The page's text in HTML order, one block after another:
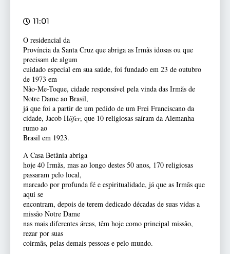
11:01
O residencial da
Província da Santa Cruz que abriga as Irmãs idosas ou que
precisam de algum
cuidado especial em sua saúde, foi fundado em 23 de outubro
de 1973 em
Não-Me-Toque, cidade responsável pela vinda das Irmãs de
Notre Dame ao Brasil,
já que foi a partir de um pedido de um Frei Franciscano da
cidade, Jacob Höfer, que 10 religiosas saíram da Alemanha
rumo ao
Brasil em 1923.
A Casa Betânia abriga
hoje 40 Irmãs, mas ao longo destes 50 anos, 170 religiosas
passaram pelo local,
marcado por profunda fé e espiritualidade, já que as Irmãs que
aqui se
encontram, depois de terem dedicado décadas de suas vidas a
missão Notre Dame
nas mais diferentes áreas, têm hoje como principal missão,
rezar por suas
coirmãs, pelas demais pessoas e pelo mundo.